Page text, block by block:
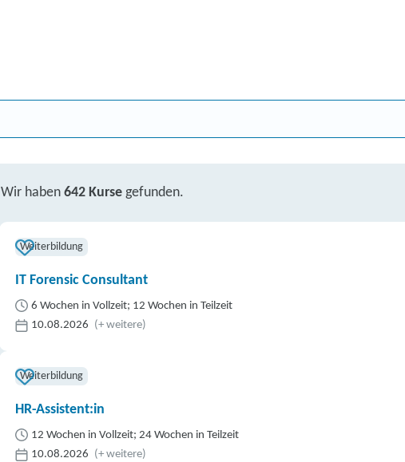
Wir haben 642 Kurse gefunden.
Weiterbildung
IT Forensic Consultant
6 Wochen in Vollzeit; 12 Wochen in Teilzeit
10.08.2026 (+ weitere)
Weiterbildung
HR-Assistent:in
12 Wochen in Vollzeit; 24 Wochen in Teilzeit
10.08.2026 (+ weitere)